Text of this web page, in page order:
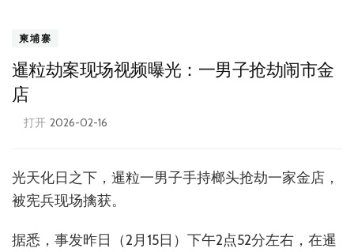
柬埔寨
暹粒劫案现场视频曝光：一男子抢劫闹市金
店
打开 2026-02-16
光天化日之下，暹粒一男子手持榔头抢劫一家金店，
被宪兵现场擒获。
据悉，事发昨日（2月15日）下午2点52分左右，在暹